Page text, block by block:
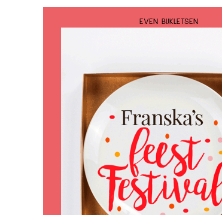
EVEN BIJKLETSEN